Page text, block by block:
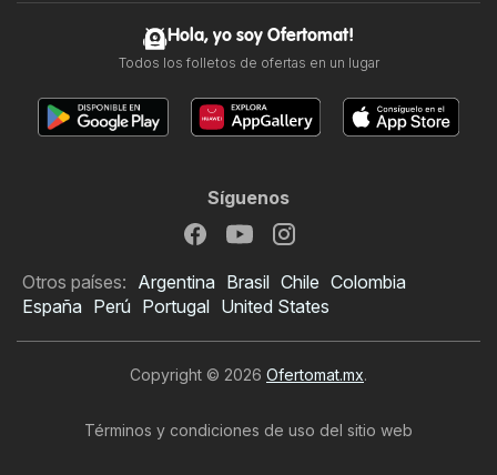
Hola, yo soy Ofertomat!
Todos los folletos de ofertas en un lugar
Síguenos
Otros países: Argentina Brasil Chile Colombia
España Perú Portugal United States
Copyright © 2026 Ofertomat.mx.
Términos y condiciones de uso del sitio web